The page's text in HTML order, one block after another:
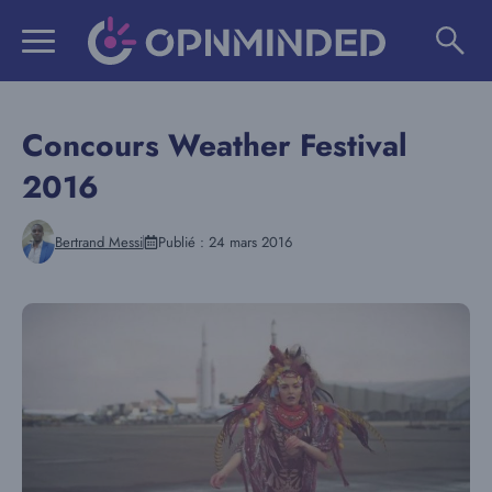
Concours Weather Festival
2016
Bertrand Messi Publié : 24 mars 2016